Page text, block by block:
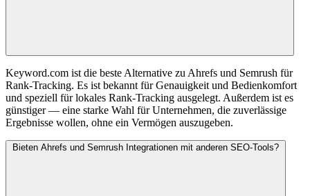
Keyword.com ist die beste Alternative zu Ahrefs und Semrush für
Rank-Tracking. Es ist bekannt für Genauigkeit und Bedienkomfort
und speziell für lokales Rank-Tracking ausgelegt. Außerdem ist es
günstiger — eine starke Wahl für Unternehmen, die zuverlässige
Ergebnisse wollen, ohne ein Vermögen auszugeben.
Bieten Ahrefs und Semrush Integrationen mit anderen SEO-Tools?